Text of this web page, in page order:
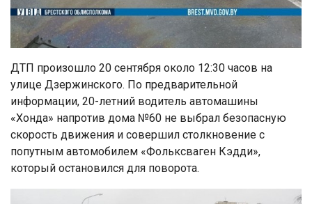
ДТП произошло 20 сентября около 12:30 часов на
улице Дзержинского. По предварительной
информации, 20-летний водитель автомашины
«Хонда» напротив дома №60 не выбрал безопасную
скорость движения и совершил столкновение с
попутным автомобилем «Фольксваген Кэдди»,
который остановился для поворота.